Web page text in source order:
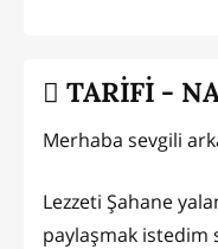
TARİFİ -
Merhaba sevgili
Lezzeti Şahane
paylaşmak istedim